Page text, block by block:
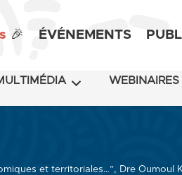
🎉 ÉVÉNEMENTS
WEBINAIRES
et territoriales…”, Dre Oumoul